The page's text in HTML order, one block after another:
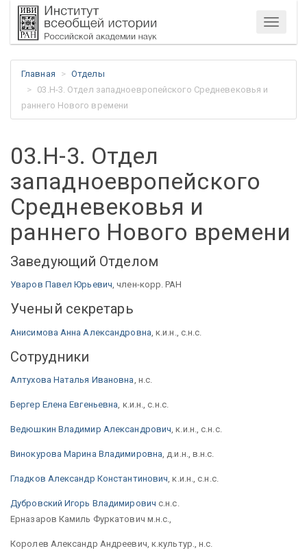
Меню
Главная
Отделы
03.Н-3. Отдел западноевропейского Средневековья и
раннего Нового времени
03.Н-3. Отдел
западноевропейского
Средневековья и
раннего Нового времени
Заведующий Отделом
Уваров Павел Юрьевич, член-корр. РАН
Ученый секретарь
Анисимова Анна Александровна , к.и.н., с.н.с.
Сотрудники
Алтухова Наталья Ивановна, н.с.
Бергер Елена Евгеньевна, к.и.н., с.н.с.
Ведюшкин Владимир Александрович, к.и.н., с.н.с.
Винокурова Марина Владимировна, д.и.н., в.н.с.
Гладков Александр Константинович, к.и.н., с.н.с.
Дубровский Игорь Владимирович с.н.с.
Ерназаров Камиль Фуркатович м.н.с.,
Королев Александр Андреевич, к.культур., н.с.